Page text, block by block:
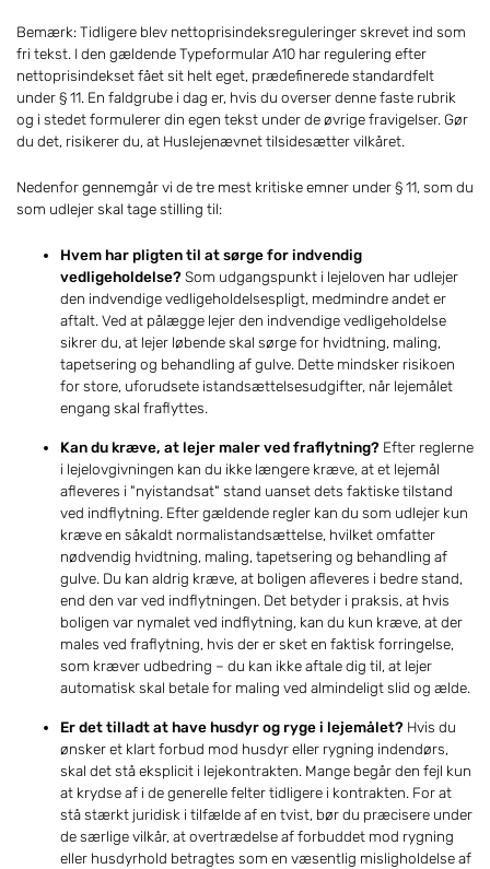
Bemærk: Tidligere blev nettoprisindeksreguleringer skrevet ind som
fri tekst. I den gældende Typeformular A10 har regulering efter
nettoprisindekset fået sit helt eget, prædefinerede standardfelt
under § 11. En faldgrube i dag er, hvis du overser denne faste rubrik
og i stedet formulerer din egen tekst under de øvrige fravigelser. Gør
du det, risikerer du, at Huslejenævnet tilsidesætter vilkåret.
Nedenfor gennemgår vi de tre mest kritiske emner under § 11, som du
som udlejer skal tage stilling til:
Hvem har pligten til at sørge for indvendig
vedligeholdelse? Som udgangspunkt i lejeloven har udlejer
den indvendige vedligeholdelsespligt, medmindre andet er
aftalt. Ved at pålægge lejer den indvendige vedligeholdelse
sikrer du, at lejer løbende skal sørge for hvidtning, maling,
tapetsering og behandling af gulve. Dette mindsker risikoen
for store, uforudsete istandsættelsesudgifter, når lejemålet
engang skal fraflyttes.
Kan du kræve, at lejer maler ved fraflytning? Efter reglerne
i lejelovgivningen kan du ikke længere kræve, at et lejemål
afleveres i "nyistandsat" stand uanset dets faktiske tilstand
ved indflytning. Efter gældende regler kan du som udlejer kun
kræve en såkaldt normalistandsættelse, hvilket omfatter
nødvendig hvidtning, maling, tapetsering og behandling af
gulve. Du kan aldrig kræve, at boligen afleveres i bedre stand,
end den var ved indflytningen. Det betyder i praksis, at hvis
boligen var nymalet ved indflytning, kan du kun kræve, at der
males ved fraflytning, hvis der er sket en faktisk forringelse,
som kræver udbedring – du kan ikke aftale dig til, at lejer
automatisk skal betale for maling ved almindeligt slid og ælde.
Er det tilladt at have husdyr og ryge i lejemålet? Hvis du
ønsker et klart forbud mod husdyr eller rygning indendørs,
skal det stå eksplicit i lejekontrakten. Mange begår den fejl kun
at krydse af i de generelle felter tidligere i kontrakten. For at
stå stærkt juridisk i tilfælde af en tvist, bør du præcisere under
de særlige vilkår, at overtrædelse af forbuddet mod rygning
eller husdyrhold betragtes som en væsentlig misligholdelse af